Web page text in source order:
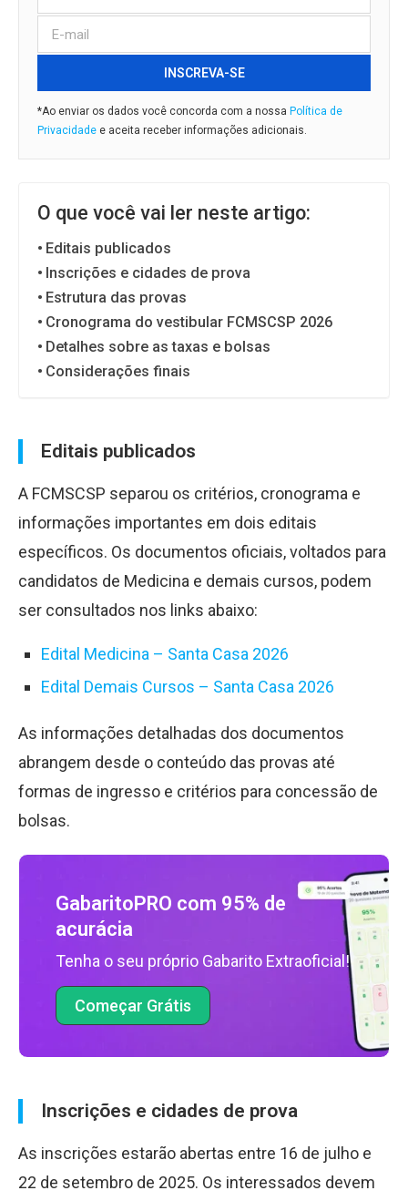
INSCREVA-SE
*Ao enviar os dados você concorda com a nossa Política de
Privacidade e aceita receber informações adicionais.
O que você vai ler neste artigo:
Editais publicados
Inscrições e cidades de prova
Estrutura das provas
Cronograma do vestibular FCMSCSP 2026
Detalhes sobre as taxas e bolsas
Considerações finais
Editais publicados
A FCMSCSP separou os critérios, cronograma e
informações importantes em dois editais
específicos. Os documentos oficiais, voltados para
candidatos de Medicina e demais cursos, podem
ser consultados nos links abaixo:
Edital Medicina – Santa Casa 2026
Edital Demais Cursos – Santa Casa 2026
As informações detalhadas dos documentos
abrangem desde o conteúdo das provas até
formas de ingresso e critérios para concessão de
bolsas.
GabaritoPRO com 95% de
acurácia
Tenha o seu próprio Gabarito Extraoficial!
Começar Grátis
Inscrições e cidades de prova
As inscrições estarão abertas entre 16 de julho e
22 de setembro de 2025. Os interessados devem